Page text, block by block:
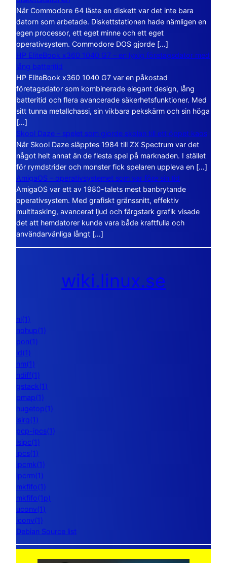
När Commodore 64 läste en diskett var det inte bara
datorn som arbetade. Diskettstationen hade nämligen en
egen processor, ett eget minne och ett eget
operativsystem. Commodore DOS gjorde […]
HP EliteBook x360 1040 G7 – en lyxig företagsdator med
lång batteritid
HP EliteBook x360 1040 G7 var en påkostad
företagsdator som kombinerade elegant design, lång
batteritid och flera avancerade säkerhetsfunktioner. Med
sitt tunna metallchassi, sin vikbara pekskärm och sin höga
[…]
Skool Daze – spelet som gjorde skolan till ett öppet kaos
När Skool Daze släpptes 1984 till ZX Spectrum var det
något helt annat än de flesta spel på marknaden. I stället
för rymdstrider och monster fick spelaren uppleva en […]
AmigaOS – operativsystemet som var före sin tid
AmigaOS var ett av 1980-talets mest banbrytande
operativsystem. Med grafiskt gränssnitt, effektiv
multitasking, avancerat ljud och färgstark grafik visade
det att hemdatorer kunde vara både kraftfulla och
användarvänliga långt […]
wiki.linux.se
nl(1)
nohup(1)
pon(1)
ld(1)
nm(1)
ndiff(1)
gstack(1)
pmap(1)
hugetop(1)
lsirq(1)
pcp-ipcs(1)
lsipc(1)
ipcs(1)
ipcmk(1)
ipcrm(1)
mkfifo(1)
mkfifo(1p)
uconv(1)
iconv(1)
Debian Source list